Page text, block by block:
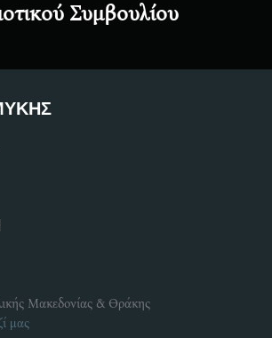
Συμβουλίου
Μακεδονίας & Θράκης
μας